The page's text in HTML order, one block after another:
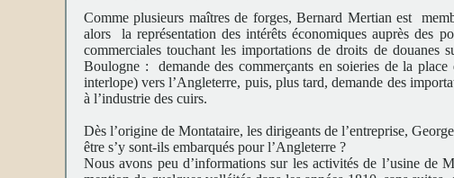
Comme plusieurs maîtres de forges, Bernard Mertian est
alors la représentation des intérêts économiques auprès des
commerciales touchant les importations de droits de douanes
Boulogne : demande des commerçants en soieries de la
interlope) vers l’Angleterre, puis, plus tard, demande des
à l’industrie des cuirs.
Dès l’origine de Montataire, les dirigeants de l’entreprise,
être s’y sont-ils embarqués pour l’Angleterre ?
Nous avons peu d’informations sur les activités de l’usine